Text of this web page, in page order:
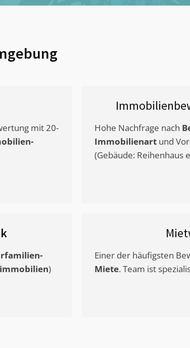
mit 20-
Hohe Nachfrage nach
Immobilienart und
(Gebäude: Reihenhaus
)
Einer der häufigsten
Miete. Team ist